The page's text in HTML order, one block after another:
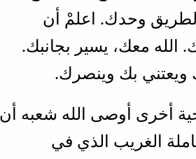
وحدك. اعلمْ أن
معك، يسير بجانبك.
بك وينصرك.
أخرى أوصى الله شعبه أن
الغريب الذي في